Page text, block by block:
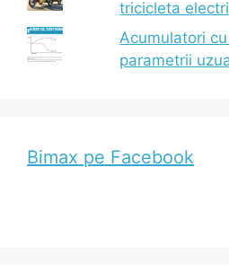
tricicleta
Acumulatori
parametrii
Bimax pe Facebook